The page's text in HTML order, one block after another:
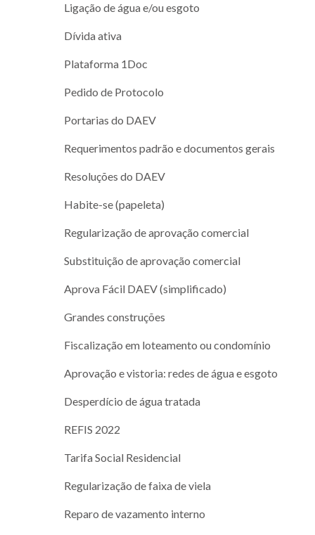
Ligação de água e/ou esgoto
Dívida ativa
Plataforma 1Doc
Pedido de Protocolo
Portarias do DAEV
Requerimentos padrão e documentos gerais
Resoluções do DAEV
Habite-se (papeleta)
Regularização de aprovação comercial
Substituição de aprovação comercial
Aprova Fácil DAEV (simplificado)
Grandes construções
Fiscalização em loteamento ou condomínio
Aprovação e vistoria: redes de água e esgoto
Desperdício de água tratada
REFIS 2022
Tarifa Social Residencial
Regularização de faixa de viela
Reparo de vazamento interno